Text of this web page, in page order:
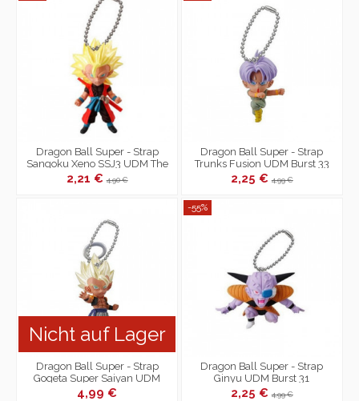
Dragon Ball Super - Strap
Sangoku Xeno SSJ3 UDM The
Best 26
2,21 €4,90 €
Dragon Ball Super - Strap
Trunks Fusion UDM Burst 33
2,25 €4,99 €
Nicht auf Lager
Dragon Ball Super - Strap
Gogeta Super Saiyan UDM
Burst 33
4,99 €
-55%
Dragon Ball Super - Strap
Ginyu UDM Burst 31
2,25 €4,99 €